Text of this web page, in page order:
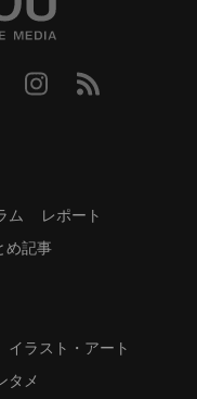
ム
レポート
め記事
イラスト・アート
タメ